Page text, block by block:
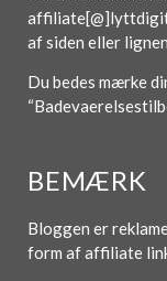
af siden eller
Du bedes mærke
BEMÆRK
Bloggen er
form af affiliate